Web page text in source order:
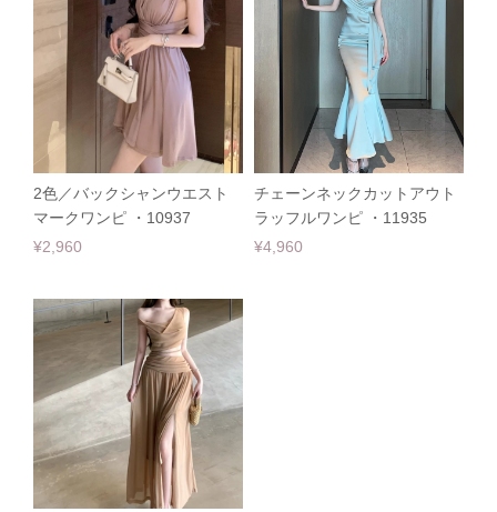
2色／バックシャンウエスト
マークワンピ ・10937
¥2,960
チェーンネックカットアウト
ラッフルワンピ ・11935
¥4,960